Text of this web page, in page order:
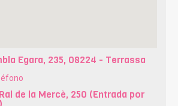
Egara, 235, 08224 - Terrassa
de la Mercè, 250 (Entrada por